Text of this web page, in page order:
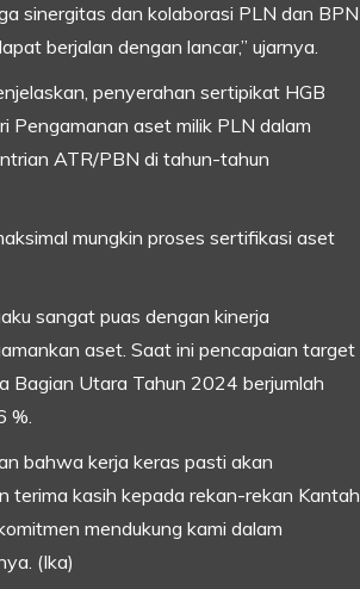
sinergitas dan kolaborasi PLN dan BPN
berjalan dengan lancar,” ujarnya.
penyerahan sertipikat HGB
Pengamanan aset milik PLN dalam
ATR/PBN di tahun-tahun
mungkin proses sertifikasi aset
sangat puas dengan kinerja
aset. Saat ini pencapaian target
Bagian Utara Tahun 2024 berjumlah
%.
bahwa kerja keras pasti akan
terima kasih kepada rekan-rekan Kantah
mendukung kami dalam
(Ika)